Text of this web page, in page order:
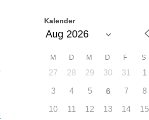
Kalender
M D M D F S
27 28 29 30 31 1
3 4 5 6 7 8
10 11 12 13 14 15